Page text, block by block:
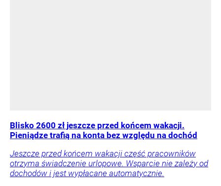
Blisko 2600 zł jeszcze przed końcem wakacji.
Pieniądze trafią na konta bez względu na dochód
Jeszcze przed końcem wakacji część pracowników
otrzyma świadczenie urlopowe. Wsparcie nie zależy od
dochodów i jest wypłacane automatycznie.